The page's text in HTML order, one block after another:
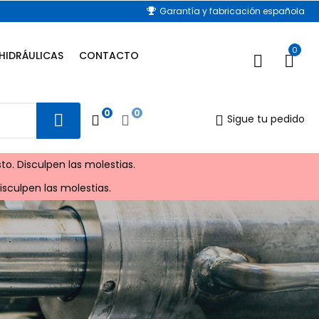
Garantía y fabricación española
CONTACTO 0
0 0 Sigue tu pedido
Disculpen las molestias.
las molestias.